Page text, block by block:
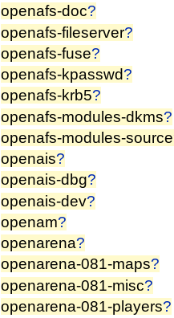
openafs-doc?
openafs-fileserver?
openafs-fuse?
openafs-kpasswd?
openafs-krb5?
openafs-modules-dkms?
openafs-modules-source
openais?
openais-dbg?
openais-dev?
openam?
openarena?
openarena-081-maps?
openarena-081-misc?
openarena-081-players?